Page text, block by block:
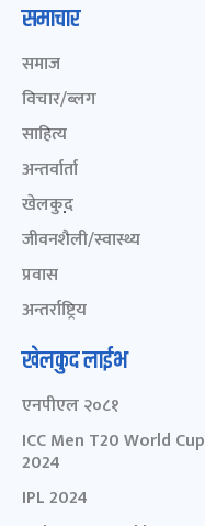
समाचार
समाज
विचार/ब्लग
साहित्य
अन्तर्वार्ता
खेलकुद़़
जीवनशैली/स्वास्थ्य
प्रवास
अन्तर्राष्ट्रिय
खेलकुद लाईभ
एनपीएल २०८१
ICC Men T20 World Cup
2024
IPL 2024